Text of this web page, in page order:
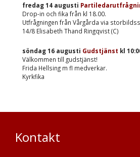
fredag 14 augusti
Drop-in och fika från kl 18.00.
Utfrågningen från Vårgårda via
14/8 Elisabeth Thand Ringqvist (C)
söndag 16 augusti Gudstjänst kl
Välkommen till gudstjänst!
Frida Hellsing m fl medverkar.
Kyrkfika
Kontakt